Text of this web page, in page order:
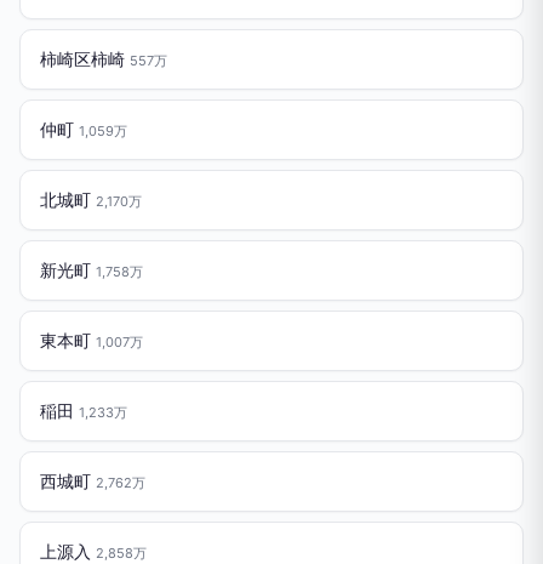
柿崎区柿崎 557万
仲町 1,059万
北城町 2,170万
新光町 1,758万
東本町 1,007万
稲田 1,233万
西城町 2,762万
上源入 2,858万